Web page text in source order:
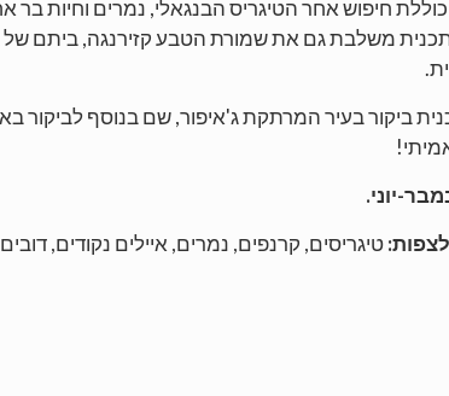
חיפוש אחר הטיגריס הבנגאלי, נמרים וחיות בר
משלבת גם את שמורת הטבע קזירנגה, ביתם של
ביקור בעיר המרתקת ג'איפור, שם בנוסף לביקור
יוני.
טיגריסים, קרנפים, נמרים, איילים נקודים,